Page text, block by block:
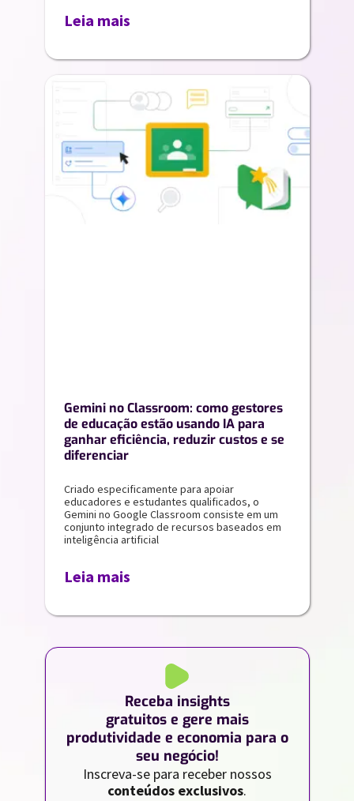
Leia mais
Gemini no Classroom: como gestores
de educação estão usando IA para
ganhar eficiência, reduzir custos e se
diferenciar
Criado especificamente para apoiar
educadores e estudantes qualificados, o
Gemini no Google Classroom consiste em um
conjunto integrado de recursos baseados em
inteligência artificial
Leia mais
Receba insights
gratuitos e gere mais
produtividade e economia para o
seu negócio!
Inscreva-se para receber nossos
conteúdos exclusivos.